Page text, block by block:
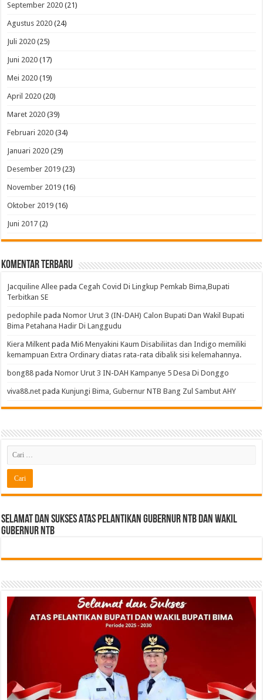
September 2020 (21)
Agustus 2020 (24)
Juli 2020 (25)
Juni 2020 (17)
Mei 2020 (19)
April 2020 (20)
Maret 2020 (39)
Februari 2020 (34)
Januari 2020 (29)
Desember 2019 (23)
November 2019 (16)
Oktober 2019 (16)
Juni 2017 (2)
Komentar Terbaru
Jacquiline Allee padaCegah Covid Di Lingkup Pemkab Bima,Bupati
Terbitkan SE
pedophile padaNomor Urut 3 (IN-DAH) Calon Bupati Dan Wakil Bupati
Bima Petahana Hadir Di Langgudu
Kiera Milkent padaMi6 Menyakini Kaum Disabiliitas dan Indigo memiliki
kemampuan Extra Ordinary diatas rata-rata dibalik sisi kelemahannya.
bong88 padaNomor Urut 3 IN-DAH Kampanye 5 Desa Di Donggo
viva88.net padaKunjungi Bima, Gubernur NTB Bang Zul Sambut AHY
Selamat dan sukses Atas pelantikan Gubernur NTB Dan Wakil
gubernur NTB